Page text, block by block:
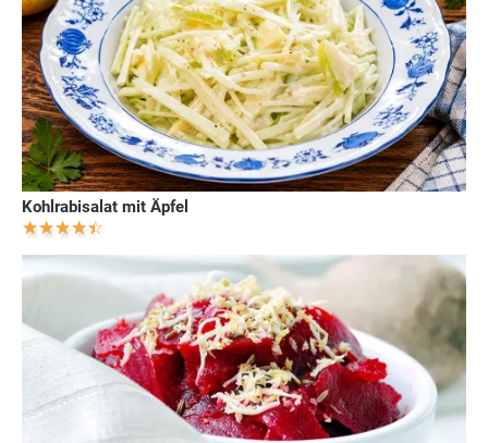
Kohlrabisalat mit Äpfel